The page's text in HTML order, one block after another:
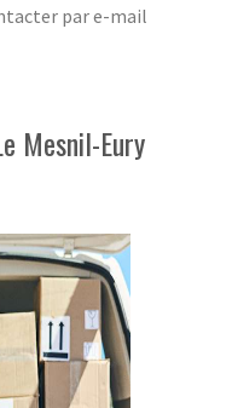
par e-mail
Mesnil-Eury